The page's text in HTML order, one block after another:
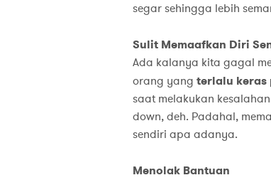
segar sehingga lebih
Sulit Memaafkan Diri
Ada kalanya kita gagal
orang yang terlalu keras
saat melakukan
down, deh. Padahal,
sendiri apa adanya.
Menolak Bantuan